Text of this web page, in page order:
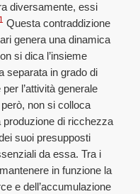
diversamente, essi
1
Questa contraddizione
genera una dinamica
si dica l’insieme
separata in grado di
l’attività generale
non si colloca
produzione di ricchezza
suoi presupposti
da essa. Tra i
in funzione la
e dell’accumulazione